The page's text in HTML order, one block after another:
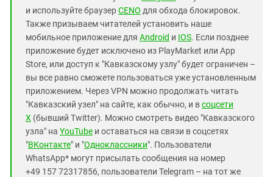
и используйте браузерCENO для обхода блокировок.
Также призываем читателей установить наше
мобильное приложение для Android и IOS. Если позднее
приложение будет исключено из PlayMarket или App
Store, или доступ к "Кавказскому узлу" будет ограничен –
вы все равно сможете пользоваться уже установленным
приложением. Через VPN можно продолжать читать
"Кавказский узел" на сайте, как обычно, и всоцсети
X (бывший Twitter). Можно смотреть видео "Кавказского
узла" на YouTube и оставаться на связи в соцсетях
"ВКонтакте" и "Одноклассники". Пользователи
WhatsApp* могут присылать сообщения на номер
+49 157 72317856, пользователи Telegram – на тот же